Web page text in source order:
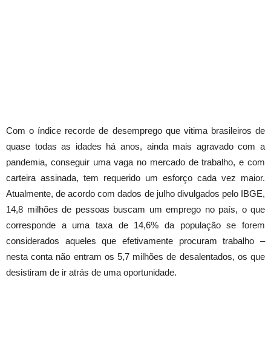
Com o índice recorde de desemprego que vitima brasileiros de
quase todas as idades há anos, ainda mais agravado com a
pandemia, conseguir uma vaga no mercado de trabalho, e com
carteira assinada, tem requerido um esforço cada vez maior.
Atualmente, de acordo com dados de julho divulgados pelo IBGE,
14,8 milhões de pessoas buscam um emprego no país, o que
corresponde a uma taxa de 14,6% da população se forem
considerados aqueles que efetivamente procuram trabalho –
nesta conta não entram os 5,7 milhões de desalentados, os que
desistiram de ir atrás de uma oportunidade.